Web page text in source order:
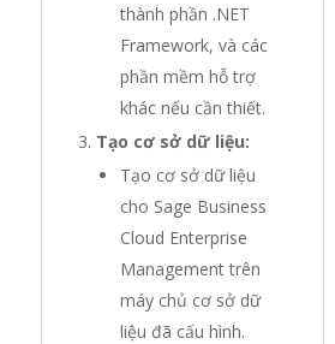
thành phần .NET
Framework, và các
phần mềm hỗ trợ
khác nếu cần thiết.
Tạo cơ sở dữ liệu:
Tạo cơ sở dữ liệu
cho Sage Business
Cloud Enterprise
Management trên
máy chủ cơ sở dữ
liệu đã cấu hình.